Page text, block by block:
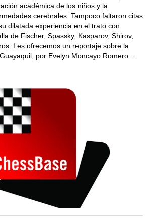
académica de los niños y la
cerebrales. Tampoco faltaron citas
dilatada experiencia en el trato con
de Fischer, Spassky, Kasparov, Shirov,
Les ofrecemos un reportaje sobre la
por Evelyn Moncayo Romero...